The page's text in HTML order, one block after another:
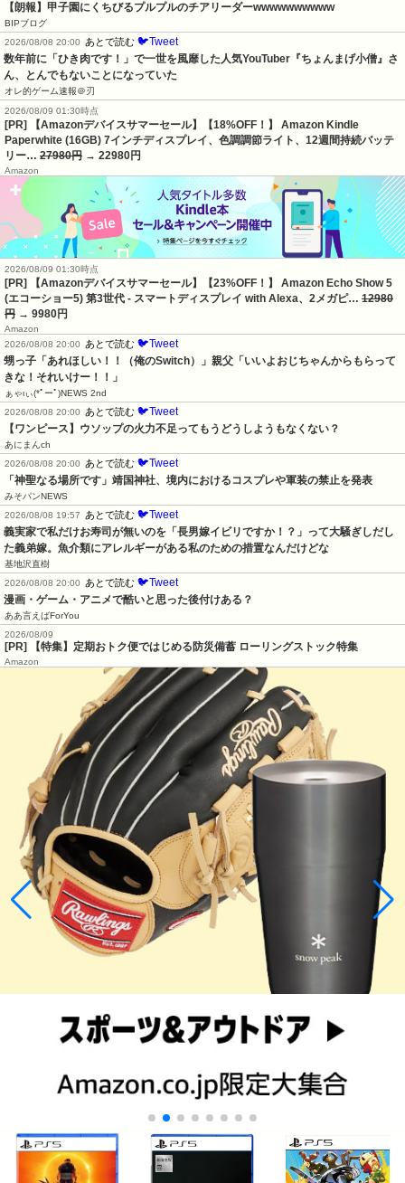
【朗報】甲子園にくちびるプルプルのチアリーダーwwwwwwwwww
BIPブログ
2026/08/08 20:00 あとで読む 🐦Tweet
数年前に「ひき肉です！」で一世を風靡した人気YouTuber『ちょんまげ小僧』さ
ん、とんでもないことになっていた
オレ的ゲーム速報＠刃
2026/08/09 01:30時点
[PR] 【Amazonデバイスサマーセール】【18%OFF！】 Amazon Kindle
Paperwhite (16GB) 7インチディスプレイ、色調調節ライト、12週間持続バッテ
リー… 27980円 → 22980円
Amazon
2026/08/09 01:30時点
[PR] 【Amazonデバイスサマーセール】【23%OFF！】 Amazon Echo Show 5
(エコーショー5) 第3世代 - スマートディスプレイ with Alexa、2メガピ… 12980
円 → 9980円
Amazon
2026/08/08 20:00
あとで読む 🐦Tweet
甥っ子「あれほしい！！（俺のSwitch）」親父「いいよおじちゃんからもらって
きな！それいけー！！」
ぁゃιぃ(*ﾟーﾟ)NEWS 2nd
2026/08/08 20:00
あとで読む 🐦Tweet
【ワンピース】ウソップの火力不足ってもうどうしようもなくない？
あにまんch
2026/08/08 20:00
あとで読む 🐦Tweet
「神聖なる場所です」靖国神社、境内におけるコスプレや軍装の禁止を発表
みそパンNEWS
2026/08/08 19:57
あとで読む 🐦Tweet
義実家で私だけお寿司が無いのを「長男嫁イビリですか！？」って大騒ぎしだし
た義弟嫁。魚介類にアレルギーがある私のための措置なんだけどな
基地沢直樹
2026/08/08 20:00
あとで読む 🐦Tweet
漫画・ゲーム・アニメで酷いと思った後付けある？
ああ言えばForYou
2026/08/09
[PR] 【特集】定期おトク便ではじめる防災備蓄 ローリングストック特集
Amazon